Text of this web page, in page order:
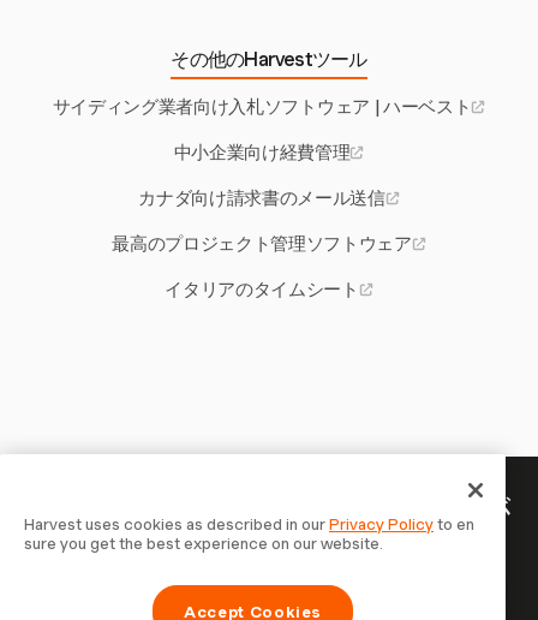
その他のHarvestツール
サイディング業者向け入札ソフトウェア | ハーベスト
中小企業向け経費管理
カナダ向け請求書のメール送信
最高のプロジェクト管理ソフトウェア
イタリアのタイムシート
あなたの時間には記録する価値が
ある — 今すぐ始めましょう
Harvestで時間を記録し、クライアントに請求し、より速
Harvest uses cookies as described in ourPrivacy Policyto en
sure you get the best experience on our website.
Accept Cookies